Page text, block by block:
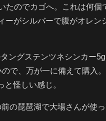
のでカゴへ。これは何個
がシルバーで腹がオレン
ングステンツネシンカー
で、万が一に備えて購入
怪しい感じ。
の琵琶湖で大場さんが使